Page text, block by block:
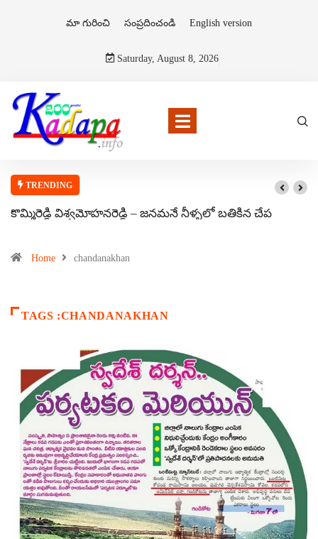
మా గురించి సంప్రదించండి English version
Saturday, August 8, 2026
TRENDING
కొమ్మిరెడ్డి విశ్వమోహనరెడ్డి – జనమనే నీళ్ళలో బతికిన చేప
Home chandanakhan
TAGS :CHANDANAKHAN